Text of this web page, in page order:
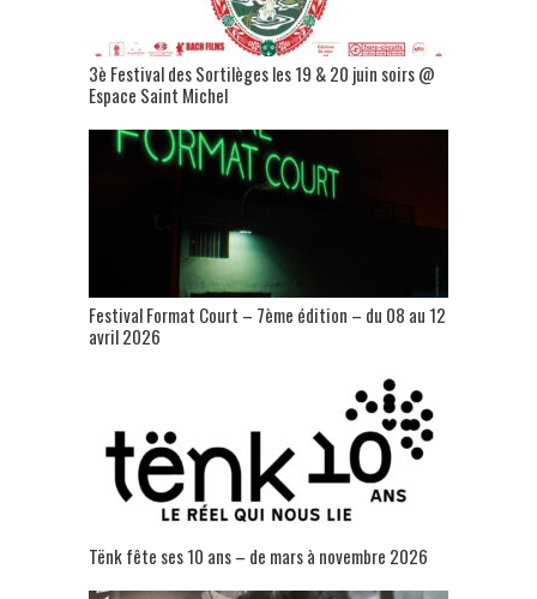
3è Festival des Sortilèges les 19 & 20 juin soirs @
Espace Saint Michel
Festival Format Court – 7ème édition – du 08 au 12
avril 2026
Tënk fête ses 10 ans – de mars à novembre 2026